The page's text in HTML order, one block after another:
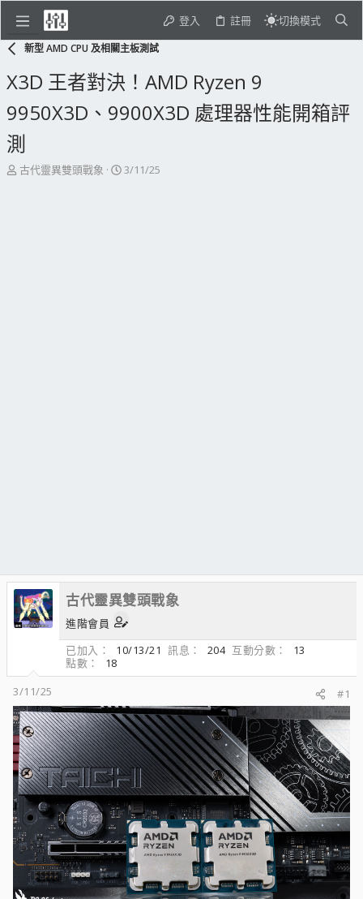
登入 註冊 切換模式
新型 AMD CPU 及相關主板測試
X3D 王者對決！AMD Ryzen 9
9950X3D、9900X3D 處理器性能開箱評
測
主
古代靈異雙頭戰象
開
3/11/25
古代靈異雙頭戰象
進階會員
已加入
10/13/21 訊息 204 互動分數
13
點數
18
3/11/25
#1